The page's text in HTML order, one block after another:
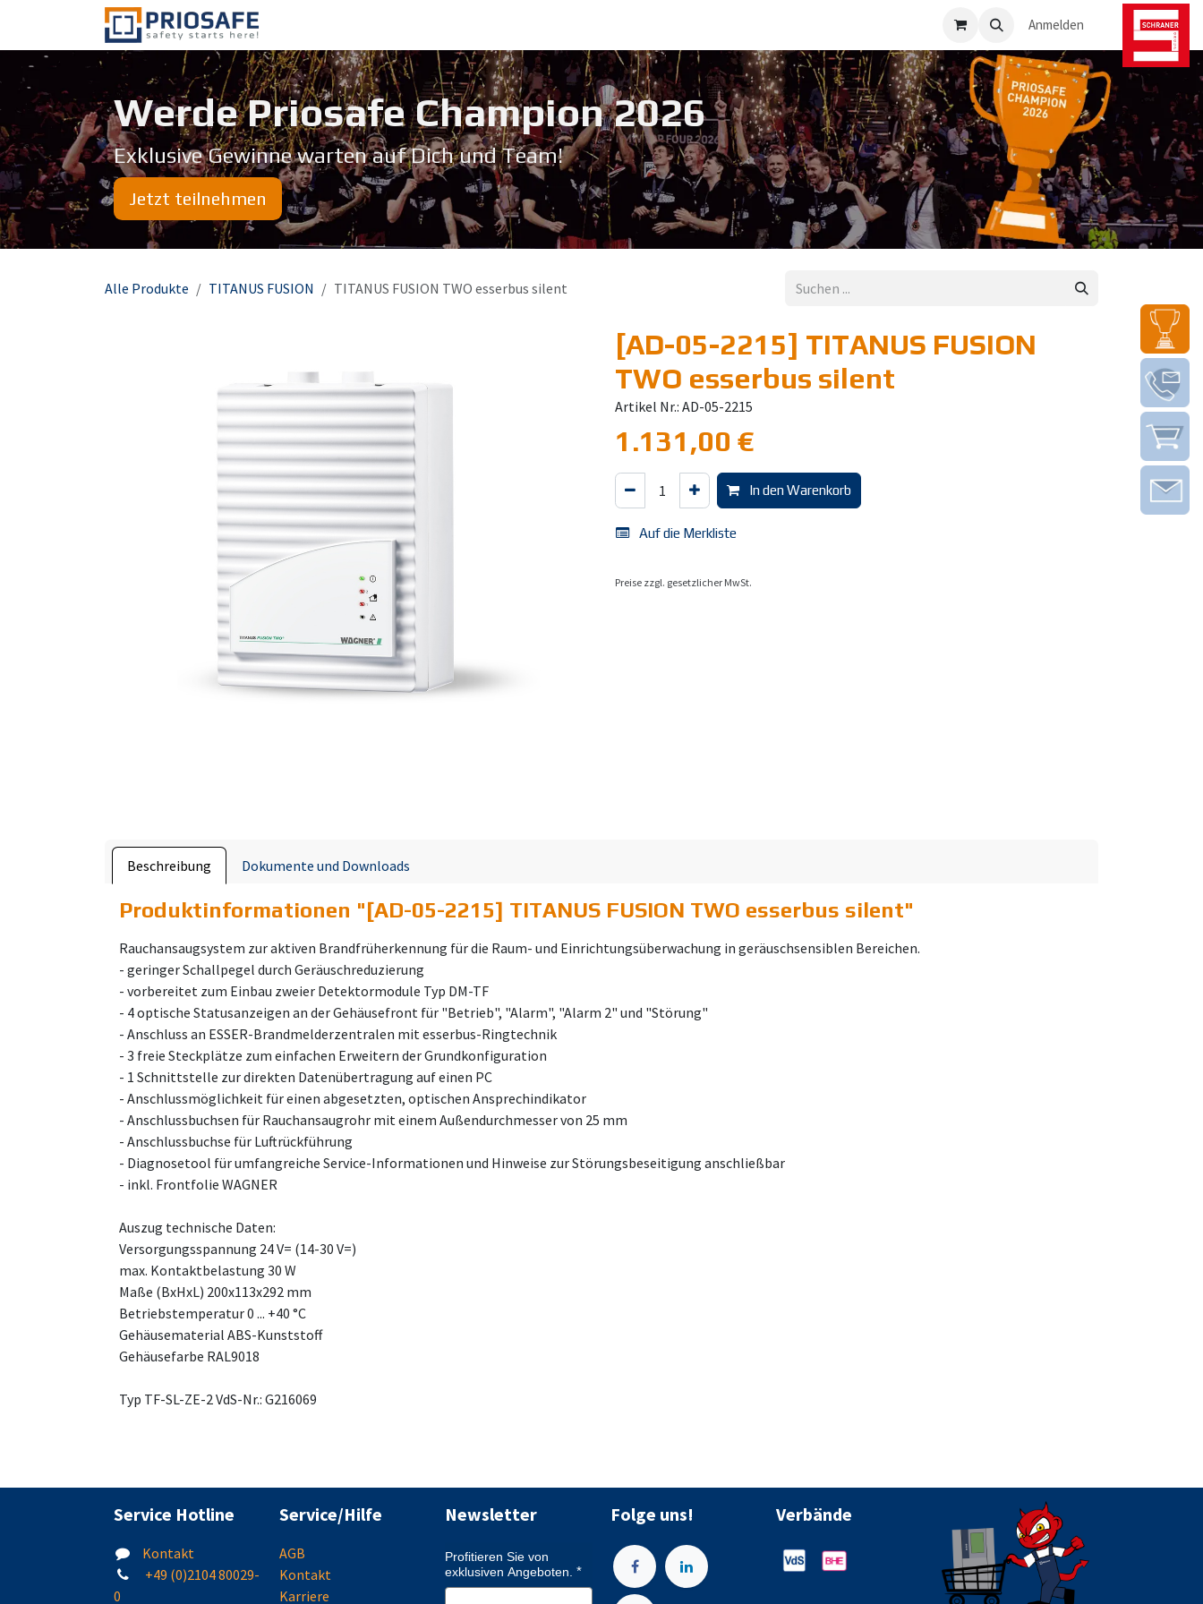
Zum Inhalt springen
Anmelden
Jetzt teilnehmen
Werde Priosafe Champion 20​26
Exklusive Gewinne warten auf Dich und Team!
Alle Produkte TITANUS FUSION TITANUS FUSION TWO esserbus silent
[AD-05-2215] TITANUS FUSION
TWO esserbus silent
Artikel Nr.: AD-05-2215
1.131,00 €
In den Warenkorb
Auf die Merkliste
Preise zzgl. gesetzlicher MwSt.
Beschreibung Dokumente und Downloads
Produktinformationen "[AD-05-2215] TITANUS FUSION TWO esserbus silent"
Rauchansaugsystem zur aktiven Brandfrüherkennung für die Raum- und Einrichtungsüberwachung in geräuschsensiblen Bereichen.
- geringer Schallpegel durch Geräuschreduzierung
- vorbereitet zum Einbau zweier Detektormodule Typ DM-TF
- 4 optische Statusanzeigen an der Gehäusefront für "Betrieb", "Alarm", "Alarm 2" und "Störung"
- Anschluss an ESSER-Brandmelderzentralen mit esserbus-Ringtechnik
- 3 freie Steckplätze zum einfachen Erweitern der Grundkonfiguration
- 1 Schnittstelle zur direkten Datenübertragung auf einen PC
- Anschlussmöglichkeit für einen abgesetzten, optischen Ansprechindikator
- Anschlussbuchsen für Rauchansaugrohr mit einem Außendurchmesser von 25 mm
- Anschlussbuchse für Luftrückführung
- Diagnosetool für umfangreiche Service-Informationen und Hinweise zur Störungsbeseitigung anschließbar
- inkl. Frontfolie WAGNER
Auszug technische Daten:
Versorgungsspannung 24 V= (14-30 V=)
max. Kontaktbelastung 30 W
Maße (BxHxL) 200x113x292 mm
Betriebstemperatur 0 ... +40 °C
Gehäusematerial ABS-Kunststoff
Gehäusefarbe RAL9018
Typ TF-SL-ZE-2 VdS-Nr.: G216069
Service Hotline
Kontakt
+49 (0)2104 80029-
0
Service/Hilfe
AGB
Kontakt
Karriere
Newsletter
Profitieren Sie von
exklusiven Angeboten.
Folge uns! Verbände